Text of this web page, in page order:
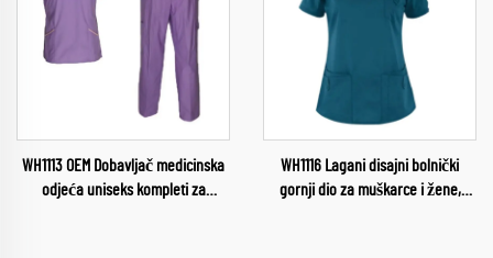
WH1113 OEM Dobavljač medicinska
odjeća uniseks kompleti za
WH1116 Lagani disajni bolnički
gornji dio za muškarce i žene,